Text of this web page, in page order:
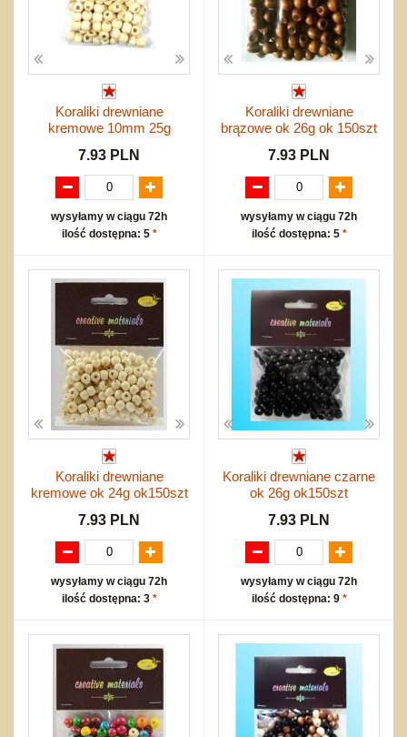
Koraliki drewniane
kremowe 10mm 25g
7.93 PLN
wysyłamy w ciągu 72h
ilość dostępna: 5 *
Koraliki drewniane
brązowe ok 26g ok 150szt
7.93 PLN
wysyłamy w ciągu 72h
ilość dostępna: 5 *
Koraliki drewniane
kremowe ok 24g ok150szt
7.93 PLN
wysyłamy w ciągu 72h
ilość dostępna: 3 *
Koraliki drewniane czarne
ok 26g ok150szt
7.93 PLN
wysyłamy w ciągu 72h
ilość dostępna: 9 *